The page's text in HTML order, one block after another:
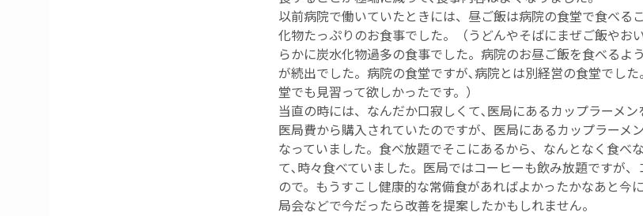
以前病院で働いていたときには、昼ご飯は病院の食堂で食べる
化物たっぷりのお食事でした。（うどんやそばにまぜご飯やお
らかに炭水化物過多の食事でした。病院のお昼ご飯を食べるよ
が続出でした。病院の食堂ですが､病院とは別経営の食堂でし
堂でも見習って欲しかったです。）
当直の時には、なんだか口寂しくて､医局にあるカップラーメン
医局費から購入されていたのですが、医局にあるカップラーメ
なっていました。食べ放題でそこにあるから、なんとなく食べ
て､時々食べていました。医局ではコーヒーも飲み放題ですが
ので。もうすこし健康的な常備食があればよかったかなあと今
局会などで今だったら改善を提案したかもしれません。